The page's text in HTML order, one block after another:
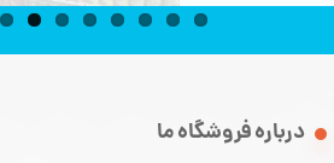
درباره فروشگاه ما